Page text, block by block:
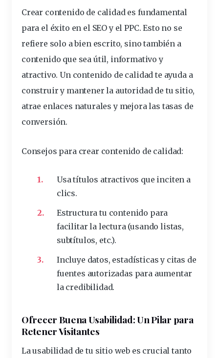
Crear contenido de calidad es fundamental
para el éxito en el SEO y el PPC. Esto no se
refiere solo a bien escrito, sino también a
contenido que sea útil, informativo y
atractivo. Un contenido de calidad te ayuda a
construir y mantener la autoridad de tu sitio,
atrae enlaces naturales y mejora las tasas de
conversión.
Consejos para crear contenido de calidad:
Usa títulos atractivos que inciten a
clics.
Estructura tu contenido para
facilitar la lectura (usando listas,
subtítulos, etc.).
Incluye datos, estadísticas y citas de
fuentes autorizadas para aumentar
la credibilidad.
Ofrecer Buena Usabilidad: Un Pilar para
Retener Visitantes
La usabilidad de tu sitio web es crucial tanto